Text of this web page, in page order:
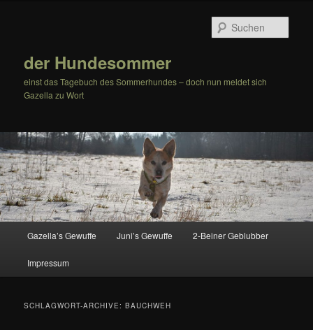
der Hundesommer
einst das Tagebuch des Sommerhundes – doch nun meldet sich
Gazella zu Wort
Gazella’s Gewuffe Juni’s Gewuffe 2-Beiner Geblubber
Impressum
SCHLAGWORT-ARCHIVE:BAUCHWEH